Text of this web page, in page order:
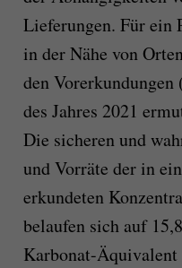
Lieferungen. Für ein
in der Nähe von
den
des Jahres 2021
Die sicheren und
und Vorräte der in
erkundeten
belaufen sich auf
Karbonat-